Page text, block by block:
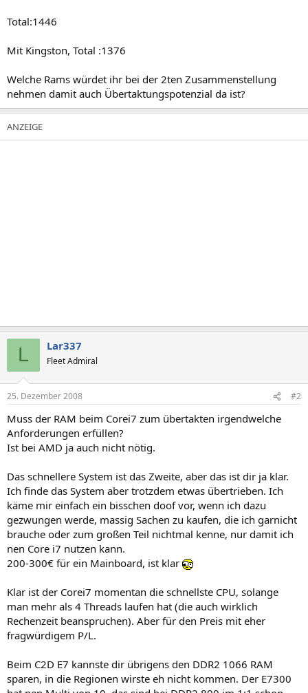
Total:1446
Mit Kingston, Total :1376
Welche Rams würdet ihr bei der 2ten Zusammenstellung
nehmen damit auch Übertaktungspotenzial da ist?
L Lar337
Fleet Admiral
25. Dezember 2008 #2
Muss der RAM beim Corei7 zum übertakten irgendwelche
Anforderungen erfüllen?
Ist bei AMD ja auch nicht nötig.
Das schnellere System ist das Zweite, aber das ist dir ja klar.
Ich finde das System aber trotzdem etwas übertrieben. Ich
käme mir einfach ein bisschen doof vor, wenn ich dazu
gezwungen werde, massig Sachen zu kaufen, die ich garnicht
brauche oder zum großen Teil nichtmal kenne, nur damit ich
nen Core i7 nutzen kann.
200-300€ für ein Mainboard, ist klar
Klar ist der Corei7 momentan die schnellste CPU, solange
man mehr als 4 Threads laufen hat (die auch wirklich
Rechenzeit beanspruchen). Aber für den Preis mit eher
fragwürdigem P/L.
Beim C2D E7 kannste dir übrigens den DDR2 1066 RAM
sparen, in die Regionen wirste eh nicht kommen. Der E7300